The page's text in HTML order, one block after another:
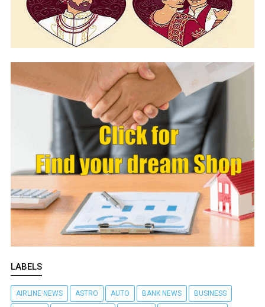
LABELS
AIRLINE NEWS ASTRO AUTO BANK NEWS BUSINESS